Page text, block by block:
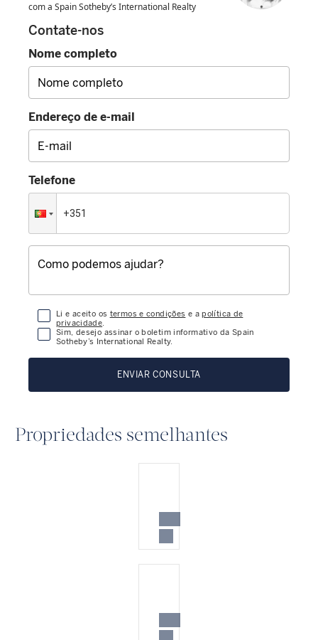
com a Spain Sotheby’s International Realty
Contate-nos
Nome completo
Endereço de e-mail
Telefone
Li e aceito os termos e condições e apolítica de
privacidade.
Sim, desejo assinar o boletim informativo da Spain
Sotheby’s International Realty.
ENVIAR CONSULTA
Propriedades semelhantes